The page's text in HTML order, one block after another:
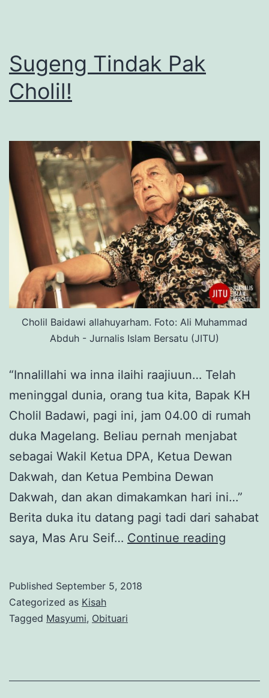
Sugeng Tindak Pak
Cholil!
Cholil Baidawi allahuyarham. Foto: Ali Muhammad
Abduh - Jurnalis Islam Bersatu (JITU)
“Innalillahi wa inna ilaihi raajiuun… Telah
meninggal dunia, orang tua kita, Bapak KH
Cholil Badawi, pagi ini, jam 04.00 di rumah
duka Magelang. Beliau pernah menjabat
sebagai Wakil Ketua DPA, Ketua Dewan
Dakwah, dan Ketua Pembina Dewan
Dakwah, dan akan dimakamkan hari ini…”
Berita duka itu datang pagi tadi dari sahabat
saya, Mas Aru Seif… Continue reading
Published September 5, 2018
Categorized as Kisah
Tagged Masyumi, Obituari